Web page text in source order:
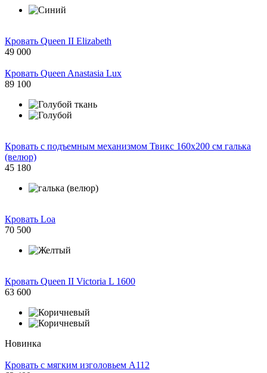
Кровать Queen II Elizabeth
49 000
Кровать Queen Anastasia Lux
89 100
Кровать с подъемным механизмом Твикс 160х200 см галька
(велюр)
45 180
Кровать Loa
70 500
Кровать Queen II Victoria L 1600
63 600
Новинка
Кровать с мягким изголовьем A112